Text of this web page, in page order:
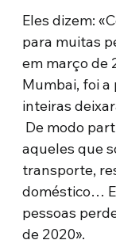
Eles dizem:
para muitas
em março de
Mumbai, foi
inteiras
De modo
aqueles que
transporte,
doméstico…
pessoas
de 2020».